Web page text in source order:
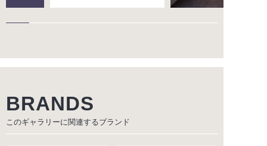
BRANDS
このギャラリーに関連するブランド